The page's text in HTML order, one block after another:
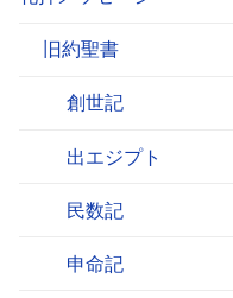
旧約聖書
創世記
出エジプト
民数記
申命記